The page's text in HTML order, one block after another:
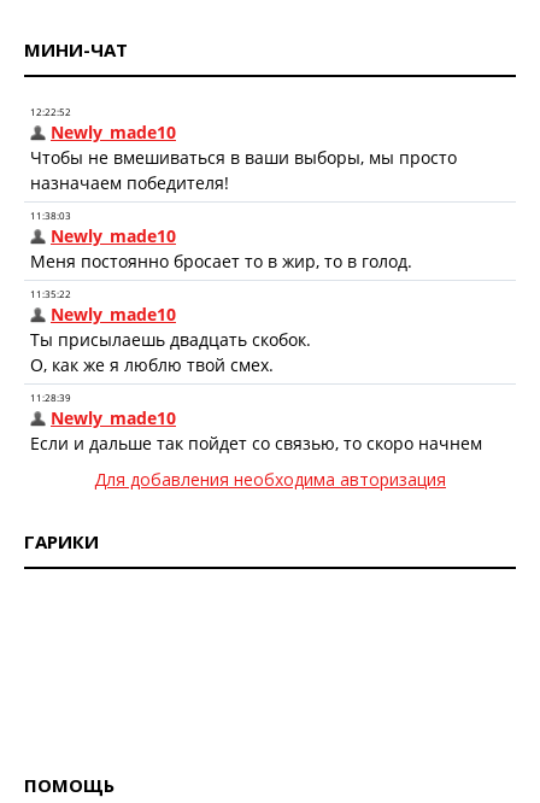
МИНИ-ЧАТ
Для добавления необходима авторизация
ГАРИКИ
ПОМОЩЬ